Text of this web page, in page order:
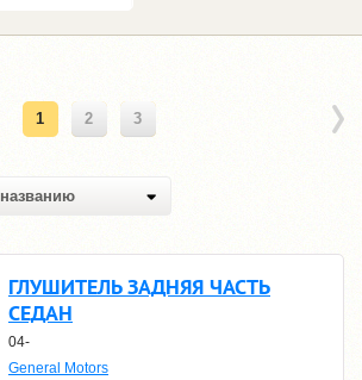
1 2 3
названию
ГЛУШИТЕЛЬ ЗАДНЯЯ ЧАСТЬ
СЕДАН
04-
General Motors